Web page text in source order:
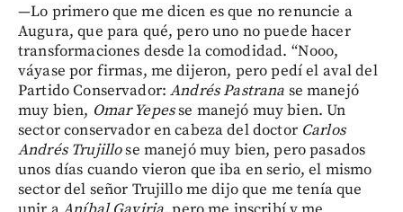
—Lo primero que me dicen es que no renuncie a
Augura, que para qué, pero uno no puede hacer
transformaciones desde la comodidad. “Nooo,
váyase por firmas, me dijeron, pero pedí el aval del
Partido Conservador:Andrés Pastrana se manejó
muy bien, Omar Yepesse manejó muy bien. Un
sector conservador en cabeza del doctor Carlos
Andrés Trujillose manejó muy bien, pero pasados
unos días cuando vieron que iba en serio, el mismo
sector del señor Trujillo me dijo que me tenía que